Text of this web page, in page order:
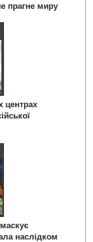
прагне миру
центрах
наслідком